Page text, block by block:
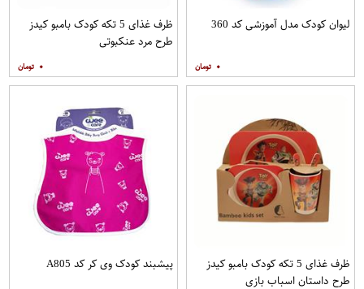
لیوان کودک مدل آموزشی کد 360
۰
ظرف غذای 5 تکه کودک بامبو کیدز
طرح مرد عنکبوتی
۰
ظرف غذای 5 تکه کودک بامبو کیدز
طرح داستان اسباب بازی
پیشبند کودک وی کر کد A805